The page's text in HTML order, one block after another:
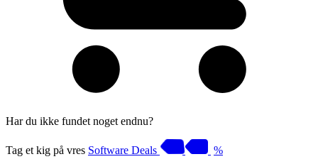
Har du ikke fundet noget endnu?
Tag et kig på vres Software Deals %